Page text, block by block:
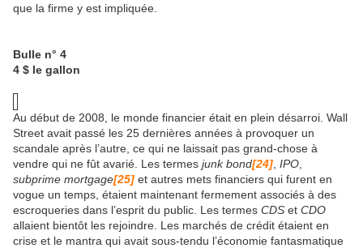
que la firme y est impliquée.
Bulle n° 4
4 $ le gallon
Au début de 2008, le monde financier était en plein désarroi. Wall
Street avait passé les 25 dernières années à provoquer un
scandale après l’autre, ce qui ne laissait pas grand-chose à
vendre qui ne fût avarié. Les termes junk bond[24] IPO
subprime mortgage[25] et autres mets financiers qui furent en
vogue un temps, étaient maintenant fermement associés à des
escroqueries dans l’esprit du public. Les termes CDS et CDO
allaient bientôt les rejoindre. Les marchés de crédit étaient en
crise et le mantra qui avait sous-tendu l’économie fantasmatique